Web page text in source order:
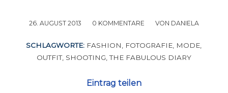
26. AUGUST 2013
/ 0 KOMMENTARE
/ VON DANIELA
SCHLAGWORTE: FASHION FOTOGRAFIE MODE
OUTFIT, SHOOTING ,THE FABULOUS DIARY
Eintrag teilen